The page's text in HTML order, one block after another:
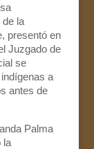
la
presentó en
Juzgado de
se
a
antes de
Palma
la